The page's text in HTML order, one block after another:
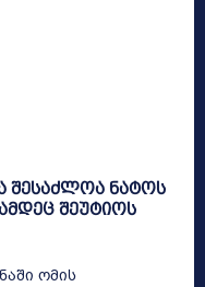
შესაძლოა ნატოს
შეუტიოს
ომის